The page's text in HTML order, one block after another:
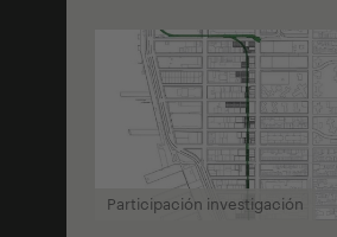
Participación investigación